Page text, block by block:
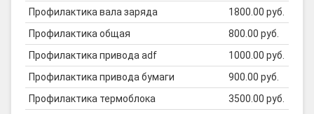
Профилактика вала заряда
1800.00 руб.
Профилактика общая
800.00 руб.
Профилактика привода adf
1000.00 руб.
Профилактика привода бумаги
900.00 руб.
Профилактика термоблока
3500.00 руб.